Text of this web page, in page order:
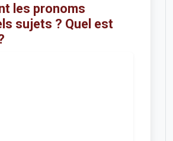
les pronoms
sujets ? Quel est